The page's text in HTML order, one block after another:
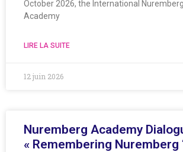
October 2026, the International
Academy
LIRE LA SUITE
12 juin 2026
Nuremberg Academy
« Remembering Nuremberg